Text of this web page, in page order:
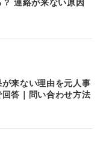
？ 連絡が来ない原因
が来ない理由を元人事
回答｜問い合わせ方法